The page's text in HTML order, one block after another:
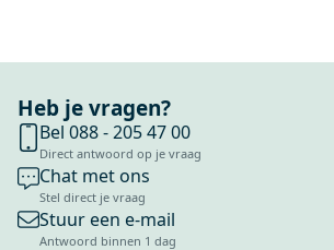
Heb je vragen?
Bel 088 - 205 47 00
Direct antwoord op je vraag
Chat met ons
Stel direct je vraag
Stuur een e-mail
Antwoord binnen 1 dag